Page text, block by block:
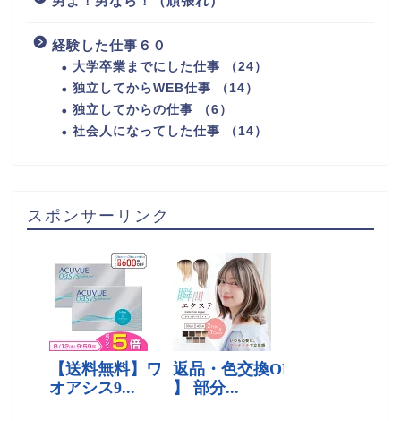
経験した仕事６０
大学卒業までにした仕事 （24）
独立してからWEB仕事 （14）
独立してからの仕事 （6）
社会人になってした仕事 （14）
スポンサーリンク